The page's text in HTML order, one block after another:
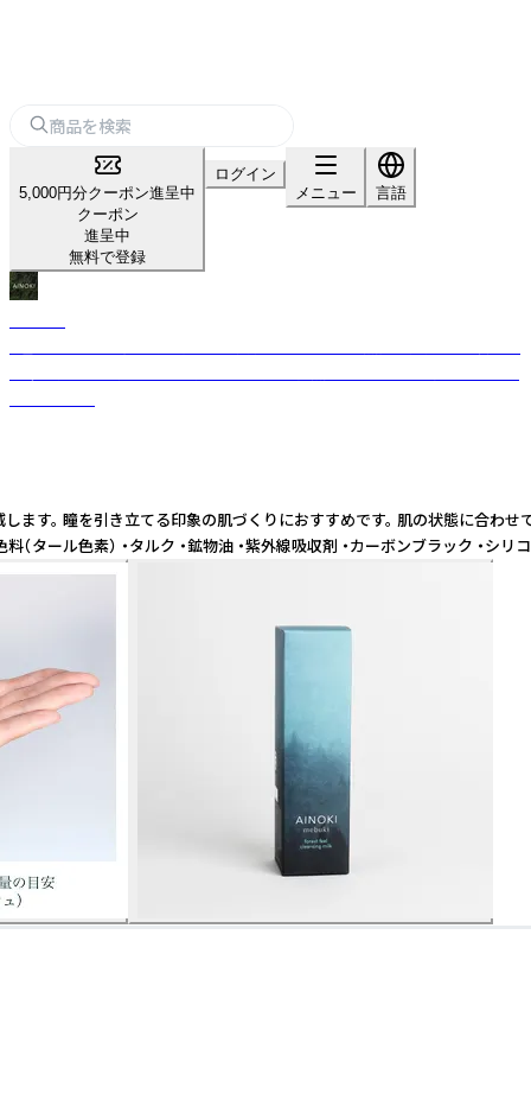
5,000円分クーポン進呈中
クーポン
進呈中
無料で登録
ログイン
メニュー
言語
瞳を引き立てる印象の肌づくりにおすすめです。 肌の状態に合
タール色素） ・タルク ・鉱物油 ・紫外線吸収剤 ・カーボンブラック